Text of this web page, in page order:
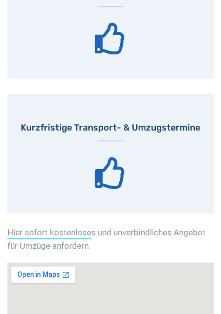
Kurzfristige Transport- & Umzugstermine
Hier sofort kostenloses und unverbindliches Angebot
für Umzüge anfordern.